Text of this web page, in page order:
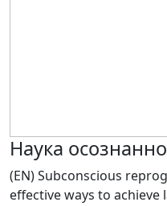
Наука
(EN) Subconscious
effective ways to achieve